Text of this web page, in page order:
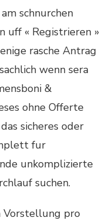
schnurchen
uff « Registrieren »
rasche Antrag
wenn sera
&
ohne Offerte
sicheres oder
fur
unkomplizierte
suchen.
Vorstellung pro